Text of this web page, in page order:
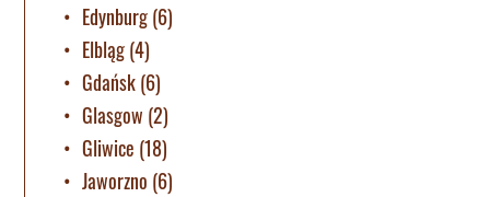
Edynburg(6)
Elbląg(4)
Gdańsk(6)
Glasgow (2)
Gliwice (18)
Jaworzno (6)